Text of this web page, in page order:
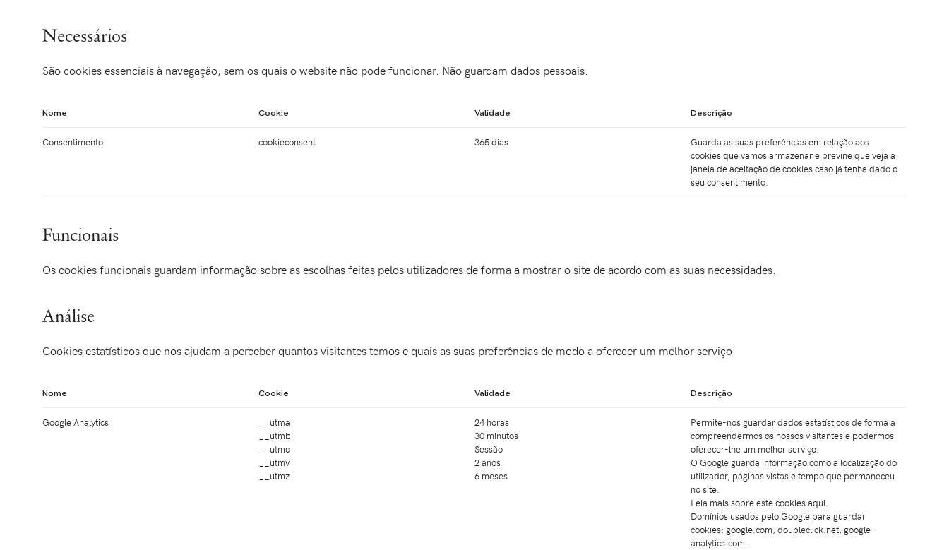
Necessários
São cookies essenciais à navegação, sem os quais o website não pode funcionar. Não guardam dados pessoais.
Nome Cookie Validade Descrição
Consentimento cookieconsent 365 dias
Guarda as suas preferências em relação aos
cookies que vamos armazenar e previne que veja a
janela de aceitação de cookies caso já tenha dado o
seu consentimento.
Funcionais
Os cookies funcionais guardam informação sobre as escolhas feitas pelos utilizadores de forma a mostrar o site de acordo com as suas necessidades.
Análise
Cookies estatísticos que nos ajudam a perceber quantos visitantes temos e quais as suas preferências de modo a oferecer um melhor serviço.
Nome Cookie Validade Descrição
Google Analytics
__utma
__utmb
__utmc
__utmv
__utmz
24 horas
30 minutos
Sessão
2 anos
6 meses
Permite-nos guardar dados estatísticos de forma a
compreendermos os nossos visitantes e podermos
oferecer-lhe um melhor serviço.
O Google guarda informação como a localização do
utilizador, páginas vistas e tempo que permaneceu
no site.
Leia mais sobre este cookiesaqui.
Domínios usados pelo Google para guardar
cookies: google.com, doubleclick.net, google-
analytics.com.